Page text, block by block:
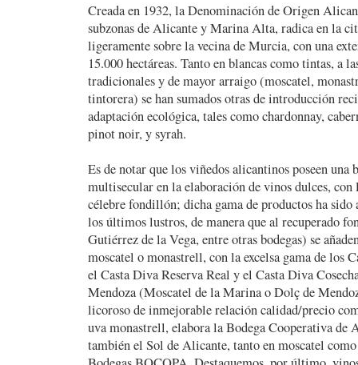
Creada en 1932, la Denominación de Origen
subzonas de Alicante y Marina Alta, radica en la
ligeramente sobre la vecina de Murcia, con una
15.000 hectáreas. Tanto en blancas como tintas, a
tradicionales y de mayor arraigo (moscatel,
tintorera) se han sumados otras de introducción
adaptación ecológica, tales como chardonnay,
pinot noir, y syrah.
Es de notar que los viñedos alicantinos poseen
multisecular en la elaboración de vinos dulces,
célebre fondillón; dicha gama de productos ha
los últimos lustros, de manera que al recuperado
Gutiérrez de la Vega, entre otras bodegas) se
moscatel o monastrell, con la excelsa gama de los
el Casta Diva Reserva Real y el Casta Diva
Mendoza (Moscatel de la Marina o Dolç de
licoroso de inmejorable relación calidad/precio
uva monastrell, elabora la Bodega Cooperativa de
también el Sol de Alicante, tanto en moscatel